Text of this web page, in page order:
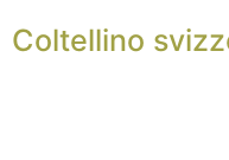
Coltellino